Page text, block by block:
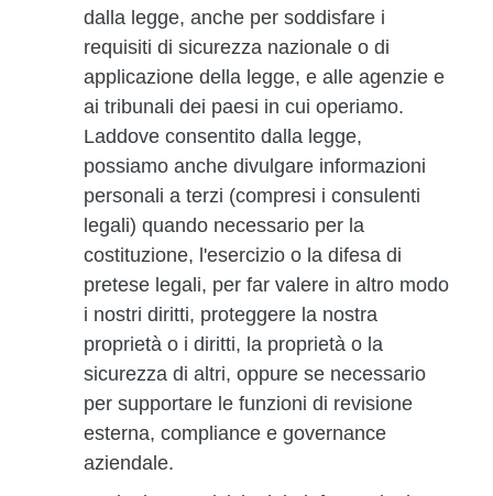
dalla legge, anche per soddisfare i
requisiti di sicurezza nazionale o di
applicazione della legge, e alle agenzie e
ai tribunali dei paesi in cui operiamo.
Laddove consentito dalla legge,
possiamo anche divulgare informazioni
personali a terzi (compresi i consulenti
legali) quando necessario per la
costituzione, l'esercizio o la difesa di
pretese legali, per far valere in altro modo
i nostri diritti, proteggere la nostra
proprietà o i diritti, la proprietà o la
sicurezza di altri, oppure se necessario
per supportare le funzioni di revisione
esterna, compliance e governance
aziendale.